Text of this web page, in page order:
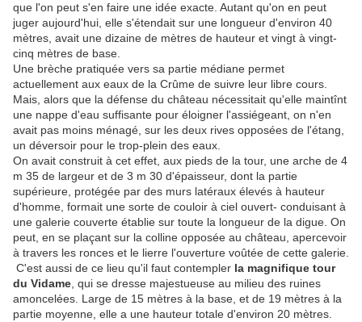
que l'on peut s'en faire une idée exacte. Autant qu'on en peut
juger aujourd'hui, elle s'étendait sur une longueur d'environ 40
mètres, avait une dizaine de mètres de hauteur et vingt à vingt-
cinq mètres de base.
Une brèche pratiquée vers sa partie médiane permet
actuellement aux eaux de la Crûme de suivre leur libre cours.
Mais, alors que la défense du château nécessitait qu'elle maintînt
une nappe d'eau suffisante pour éloigner l'assiégeant, on n'en
avait pas moins ménagé, sur les deux rives opposées de l'étang,
un déversoir pour le trop-plein des eaux.
On avait construit à cet effet, aux pieds de la tour, une arche de 4
m 35 de largeur et de 3 m 30 d'épaisseur, dont la partie
supérieure, protégée par des murs latéraux élevés à hauteur
d'homme, formait une sorte de couloir à ciel ouvert- conduisant à
une galerie couverte établie sur toute la longueur de la digue. On
peut, en se plaçant sur la colline opposée au château, apercevoir
à travers les ronces et le lierre l'ouverture voûtée de cette galerie.
C'est aussi de ce lieu qu'il faut contempler la magnifique tour
du Vidame , qui se dresse majestueuse au milieu des ruines
amoncelées. Large de 15 mètres à la base, et de 19 mètres à la
partie moyenne, elle a une hauteur totale d'environ 20 mètres.